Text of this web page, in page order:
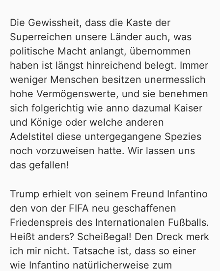
Die Gewissheit, dass die Kaste der
Superreichen unsere Länder auch, was
politische Macht anlangt, übernommen
haben ist längst hinreichend belegt. Immer
weniger Menschen besitzen unermesslich
hohe Vermögenswerte, und sie benehmen
sich folgerichtig wie anno dazumal Kaiser
und Könige oder welche anderen
Adelstitel diese untergegangene Spezies
noch vorzuweisen hatte. Wir lassen uns
das gefallen!
Trump erhielt von seinem Freund Infantino
den von der FIFA neu geschaffenen
Friedenspreis des Internationalen Fußballs.
Heißt anders? Scheißegal! Den Dreck merk
ich mir nicht. Tatsache ist, dass so einer
wie Infantino natürlicherweise zum